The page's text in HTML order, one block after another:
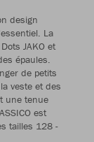
design
La
JAKO et
épaules.
de petits
veste et des
une tenue
est
tailles 128 -